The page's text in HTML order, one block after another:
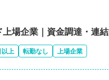
場企業｜資金調達・連
上 転勤なし 上場企業